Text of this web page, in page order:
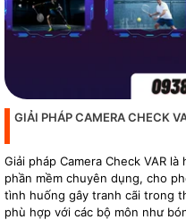
GIẢI PHÁP CAMERA CHECK
Giải pháp Camera Check VAR
phần mềm chuyên dụng, cho
tình huống gây tranh cãi trong
phù hợp với các bộ môn như